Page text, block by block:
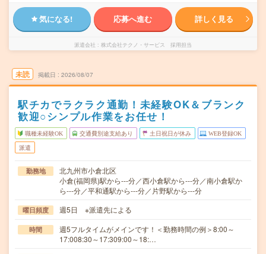
気になる! 応募へ進む 詳しく見る
派遣会社 株式会社テクノ・サービス 採用担当
未読 掲載日 2026/08/07
駅チカでラクラク通勤！未経験OK＆ブランク
歓迎○シンプル作業をお任せ！
職種未経験OK 交通費別途支給あり 土日祝日が休み WEB登録OK
派遣
勤務地
北九州市小倉北区
小倉(福岡県)駅から---分／西小倉駅から---分／南小倉駅か
ら---分／平和通駅から---分／片野駅から---分
曜日頻度 週5日 ※派遣先による
時間
週5フルタイムがメインです！＜勤務時間の例＞8:00～
17:008:30～17:309:00～18:…